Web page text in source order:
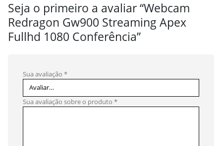
Seja o primeiro a avaliar “Webcam
Redragon Gw900 Streaming Apex
Fullhd 1080 Conferência”
Sua avaliação *
Sua avaliação sobre o produto *